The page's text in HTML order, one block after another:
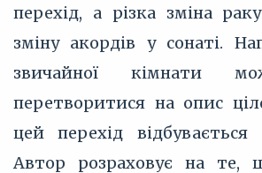
перехід, а різка зміна
зміну акордів у сонаті.
звичайної кімнати
перетворитися на опис
цей перехід відбувається
Автор розраховує на те,